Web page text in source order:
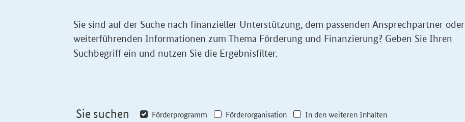
Sie sind auf der Suche nach finanzieller Unterstützung, dem passenden Ansprechpartner oder
weiterführenden Informationen zum Thema Förderung und Finanzierung? Geben Sie Ihren
Suchbegriff ein und nutzen Sie die Ergebnisfilter.
Sie suchen Förderprogramm Förderorganisation In den weiteren Inhalten